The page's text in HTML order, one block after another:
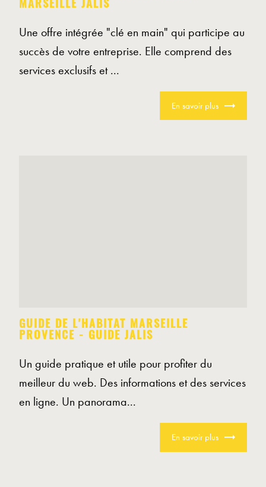
MARSEILLE JALIS
Une offre intégrée "clé en main" qui participe au
succès de votre entreprise. Elle comprend des
services exclusifs et ...
En savoir plus
GUIDE DE L'HABITAT MARSEILLE
PROVENCE - GUIDE JALIS
Un guide pratique et utile pour profiter du
meilleur du web. Des informations et des services
en ligne. Un panorama...
En savoir plus